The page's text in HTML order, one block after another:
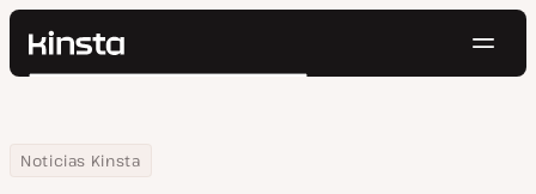
Kinsta®
Precios
Buscar
Home
Centro de Recursos
Blog
Noticias Kinsta
La nube se ha vuelto demasiado compleja. Sevalla está